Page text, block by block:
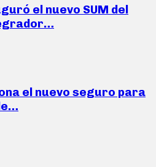
el nuevo SUM del
el nuevo seguro para